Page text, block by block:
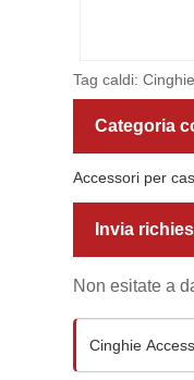
Tag caldi:
Categoria
Accessori per
Invia
Non esitate a